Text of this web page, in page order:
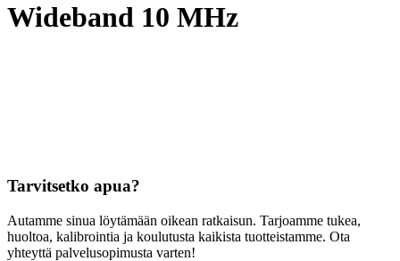
Wideband 10 MHz
Tarvitsetko apua?
Autamme sinua löytämään oikean ratkaisun. Tarjoamme tukea,
huoltoa, kalibrointia ja koulutusta kaikista tuotteistamme. Ota
yhteyttä palvelusopimusta varten!